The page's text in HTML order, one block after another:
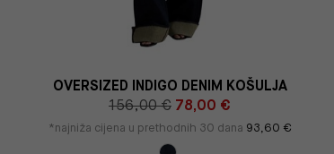
OVERSIZED INDIGO DENIM KOŠULJA
156,00 € 78,00 €
*najniža cijena u prethodnih 30 dana 93,60 €